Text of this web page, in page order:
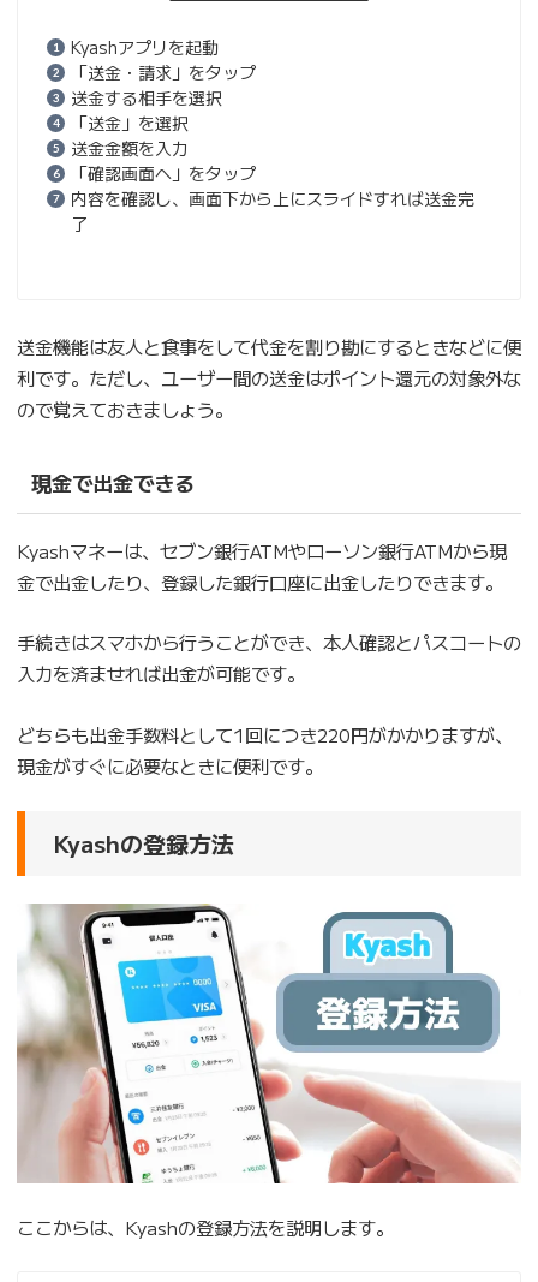
Kyashアプリを起動
「送金・請求」をタップ
送金する相手を選択
「送金」を選択
送金金額を入力
「確認画面へ」をタップ
内容を確認し、画面下から上にスライドすれば送金完
了
送金機能は友人と食事をして代金を割り勘にするときなどに便
利です。ただし、ユーザー間の送金はポイント還元の対象外な
ので覚えておきましょう。
現金で出金できる
Kyashマネーは、セブン銀行ATMやローソン銀行ATMから現
金で出金したり、登録した銀行口座に出金したりできます。
手続きはスマホから行うことができ、本人確認とパスコートの
入力を済ませれば出金が可能です。
どちらも出金手数料として1回につき220円がかかりますが、
現金がすぐに必要なときに便利です。
Kyashの登録方法
ここからは、Kyashの登録方法を説明します。